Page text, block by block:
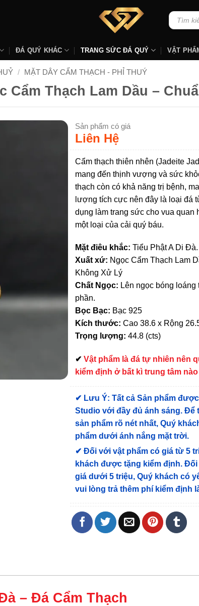
Tìm
kiếm:
ĐÁ QUÝ KHÁC TRANG SỨC ĐÁ QUÝ VẬT
/ MẶT DÂY CẨM THẠCH - PHỈ THUÝ
Thạch Lam Dầu –
Sản phẩm có giá
Liên Hệ
Cẩm thạch thiên nhên (Jadeite
mang đến thịnh vượng và sức
thạch còn có khả năng trị bệnh,
lượng tích cực nên đây là loại đá
dụng làm trang sức cho vua
một loại của cải quý báu.
Mặt điêu khắc: Tiểu Phật A Di Đà.
Xuất xứ: Ngọc Cẩm Thạch Lam
Không Xử Lý
Chất Ngọc: Lên ngọc bóng loáng
phần.
Bọc Bạc: Bạc 925
Kích thước: Cao 38.6 x Rộng
Trọng lượng: 44.8 (cts)
✔Vật phẩm là đá tự nhiên nên
kiểm định ở bất kì trung tâm
✔ Lưu Ý: Tất cả Sản phẩm
Studio với đầy đủ ánh sáng. Để
sản phẩm rõ nét nhất, Quý
phẩm dưới ánh nắng mặt trời.
✔Đối với vật phẩm có giá từ 5
khách được tặng kiểm định. Đối
giá dưới 5 triệu, Quý khách có
vui lòng trả thêm phí kiểm định
– Đá Cẩm Thạch